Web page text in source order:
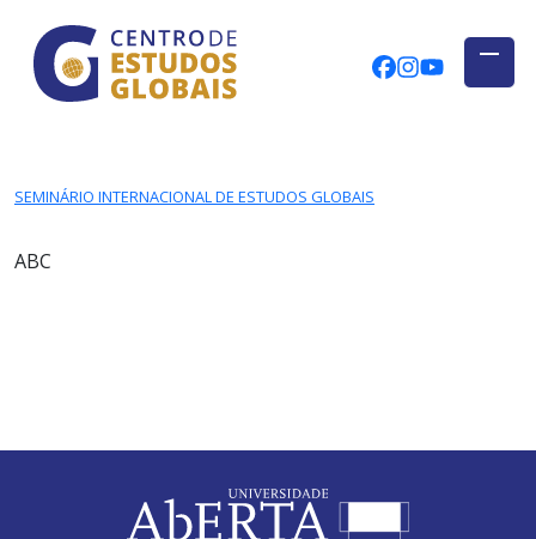
Skip to main content
CENTRO DE ESTUDOS GLOBAIS
CEGUAb @
SEMINÁRIO INTERNACIONAL DE ESTUDOS GLOBAIS
ABC